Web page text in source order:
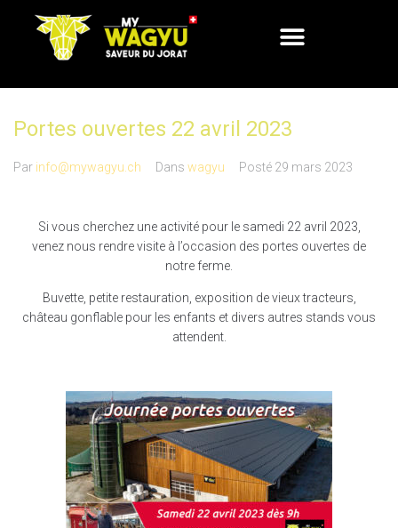
Portes ouvertes 22 avril 2023
Par info@mywagyu.ch Dans wagyu Posté 29 mars 2023
Si vous cherchez une activité pour le samedi 22 avril 2023,
venez nous rendre visite à l’occasion des portes ouvertes de
notre ferme.
Buvette, petite restauration, exposition de vieux tracteurs,
château gonflable pour les enfants et divers autres stands vous
attendent.